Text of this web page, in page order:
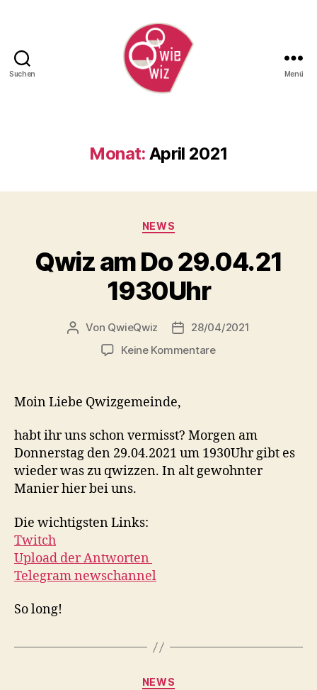
Suchen Menü
Monat: April 2021
Kategorien
NEWS
Qwiz am Do 29.04.21
1930Uhr
Beitragsautor
Von QwieQwiz Veröffentlichungsdatum
28/04/2021
Keine Kommentarezu
Moin Liebe Qwizgemeinde,
habt ihr uns schon vermisst? Morgen am
Donnerstag den 29.04.2021 um 1930Uhr gibt es
wieder was zu qwizzen. In alt gewohnter
Manier hier bei uns.
Die wichtigsten Links:
Twitch
Upload der Antworten
Telegram newschannel
So long!
Kategorien
NEWS